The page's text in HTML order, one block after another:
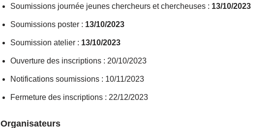
Soumissions journée jeunes chercheurs et chercheuses : 13/10/2023
Soumissions poster : 13/10/2023
Soumission atelier : 13/10/2023
Ouverture des inscriptions : 20/10/2023
Notifications soumissions : 10/11/2023
Fermeture des inscriptions : 22/12/2023
Organisateurs